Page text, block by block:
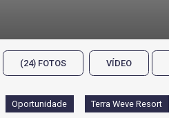
(24) FOTOS VÍDEO
Oportunidade Terra Weve Resort